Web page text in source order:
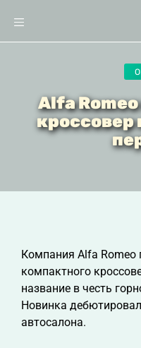
Alfa
кроссовер
Компания Alfa Romeo
компактного
название в честь
Новинка
автосалона.